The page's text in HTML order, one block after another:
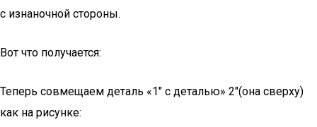
с изнаночной стороны.
Вот что получается:
Теперь совмещаем деталь «1″ с деталью» 2″(она сверху)
как на рисунке: